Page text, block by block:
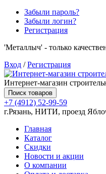
Забыли пароль?
Забыли логин?
Регистрация
'Металлыч' - только
Вход /Регистрация
Интернет-магазин
Поиск товаров
+7 (4912) 52-99-59
г.Рязань, НИТИ, проезд
Главная
Каталог
Скидки
Новости и акции
О компании